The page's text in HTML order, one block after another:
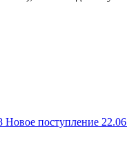
Новое поступление 22.06